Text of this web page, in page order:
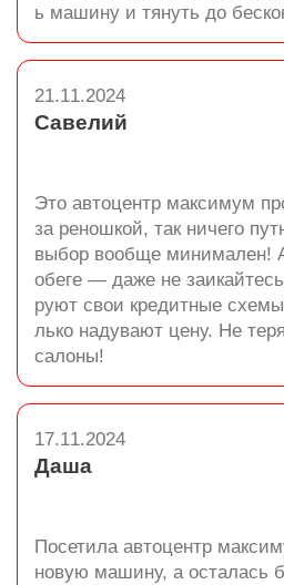
ь машину и тянуть до
21.11.2024
Савелий
Это автоцентр максимум
за реношкой, так ничего
выбор вообще минимален!
обеге — даже не
руют свои кредитные
лько надувают цену. Не
салоны!
17.11.2024
Даша
Посетила автоцентр
новую машину, а осталась